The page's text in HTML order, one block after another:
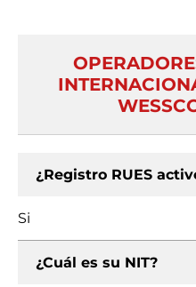
¿Registro RUES
Si
¿Cuál es su NIT?